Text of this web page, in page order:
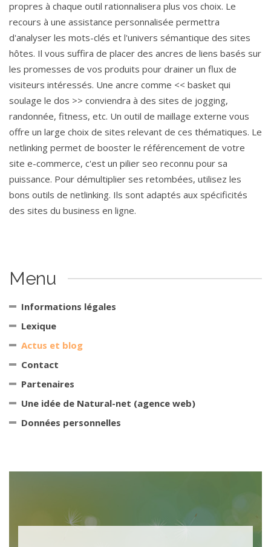
propres à chaque outil rationnalisera plus vos choix. Le
recours à une assistance personnalisée permettra
d'analyser les mots-clés et l'univers sémantique des sites
hôtes. Il vous suffira de placer des ancres de liens basés sur
les promesses de vos produits pour drainer un flux de
visiteurs intéressés. Une ancre comme << basket qui
soulage le dos >> conviendra à des sites de jogging,
randonnée, fitness, etc. Un outil de maillage externe vous
offre un large choix de sites relevant de ces thématiques. Le
netlinking permet de booster le référencement de votre
site e-commerce, c'est un pilier seo reconnu pour sa
puissance. Pour démultiplier ses retombées, utilisez les
bons outils de netlinking. Ils sont adaptés aux spécificités
des sites du business en ligne.
Menu
Informations légales
Lexique
Actus et blog
Contact
Partenaires
Une idée de Natural-net (agence web)
Données personnelles